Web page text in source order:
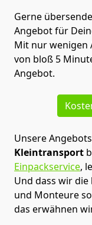
Gerne
Angebot für
Mit nur wenigen
von bloß 5
Angebot.
Unsere
Kleintransport
Einpackservice,
Und dass wir
und Monteure
das erwähnen